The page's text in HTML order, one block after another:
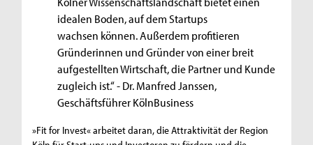
idealen Boden, auf dem Startups
wachsen können. Außerdem profitieren
Gründerinnen und Gründer von einer breit
aufgestellten Wirtschaft, die Partner und Kunde
zugleich ist.“ - Dr. Manfred Janssen,
Geschäftsführer KölnBusiness
»Fit for Invest« arbeitet daran, die Attraktivität der Region